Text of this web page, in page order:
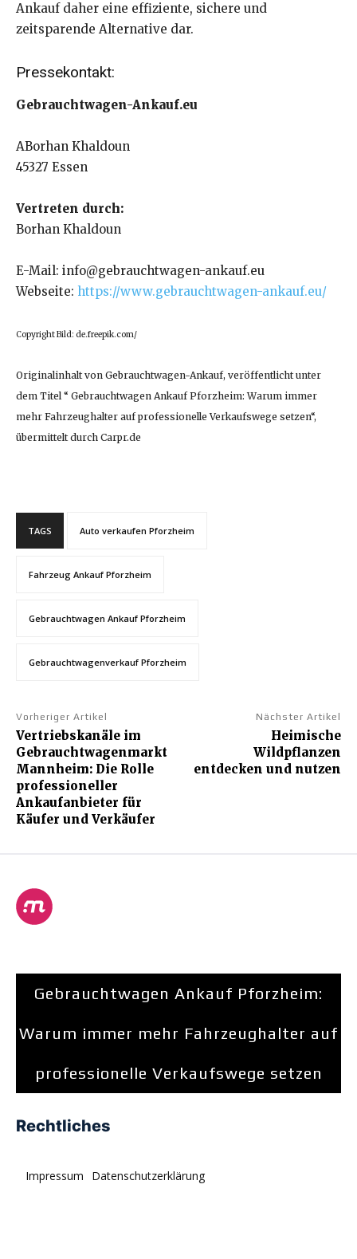
Ankauf daher eine effiziente, sichere und
zeitsparende Alternative dar.
Pressekontakt:
Gebrauchtwagen-Ankauf.eu
ABorhan Khaldoun
45327 Essen
Vertreten durch:
Borhan Khaldoun
E-Mail: info@gebrauchtwagen-ankauf.eu
Webseite: https://www.gebrauchtwagen-ankauf.eu/
Copyright Bild: de.freepik.com/
Originalinhalt von Gebrauchtwagen-Ankauf, veröffentlicht unter
dem Titel “ Gebrauchtwagen Ankauf Pforzheim: Warum immer
mehr Fahrzeughalter auf professionelle Verkaufswege setzen“,
übermittelt durch Carpr.de
TAGS Auto verkaufen Pforzheim
Fahrzeug Ankauf Pforzheim
Gebrauchtwagen Ankauf Pforzheim
Gebrauchtwagenverkauf Pforzheim
Vorheriger Artikel
Vertriebskanäle im
Gebrauchtwagenmarkt
Mannheim: Die Rolle
professioneller
Ankaufanbieter für
Käufer und Verkäufer
Nächster Artikel
Heimische
Wildpflanzen
entdecken und nutzen
Gebrauchtwagen Ankauf Pforzheim:
Warum immer mehr Fahrzeughalter auf
professionelle Verkaufswege setzen
Rechtliches
Impressum Datenschutzerklärung